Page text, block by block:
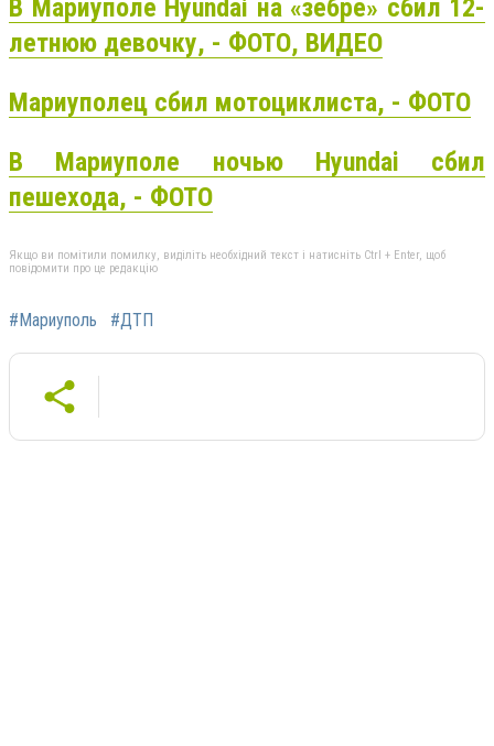
В Мариуполе Hyundai на «зебре» сбил 12-
летнюю девочку, - ФОТО, ВИДЕО
Мариуполец сбил мотоциклиста, - ФОТО
В Мариуполе ночью Hyundai сбил
пешехода, - ФОТО
Якщо ви помітили помилку, виділіть необхідний текст і натисніть Ctrl + Enter, щоб
повідомити про це редакцію
#Мариуполь #ДТП